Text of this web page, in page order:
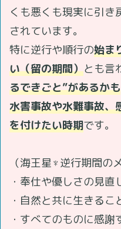
くも悪くも現実に引き
されています。
特に逆行や順行の始ま
い（留の期間）とも言
るできごと”があるかも
水害事故や水難事故、
を付けたい時期です。
（海王星♆逆行期間の
・奉仕や優しさの見直
・自然と共に生きる
・すべてのものに感